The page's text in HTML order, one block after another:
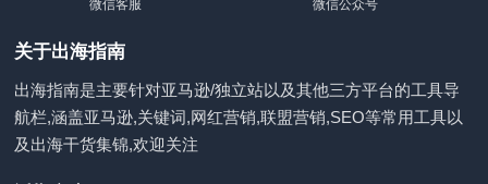
微信客服 微信公众号
关于出海指南
出海指南是主要针对亚马逊/独立站以及其他三方平台的工具导
航栏,涵盖亚马逊,关键词,网红营销,联盟营销,SEO等常用工具以
及出海干货集锦,欢迎关注